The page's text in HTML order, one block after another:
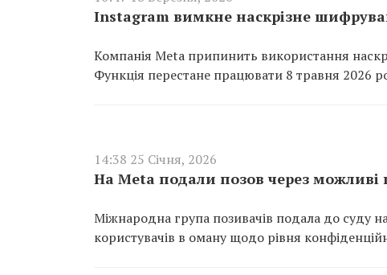
Instagram вимкне наскрізне
Компанія Meta припинить використання
Функція перестане працювати 8 травня 2026
14:38 25 Січня, 2026
На Meta подали позов через можливі
Міжнародна група позивачів подала до суду
користувачів в оману щодо рівня